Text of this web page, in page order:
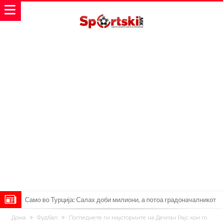
Само во Турција: Салах доби милиони, а потоа градоначалникот
го остави без зборови
Зборови кои сите ги чекаа, Симеоне го спореди Алварез со
Дома Фудбал
Погледнете ги мајсториите на Деклан Рајс кои го